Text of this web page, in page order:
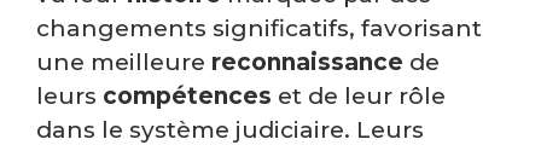
changements significatifs, favorisant
une meilleure reconnaissance de
leurs compétences et de leur rôle
dans le système judiciaire. Leurs